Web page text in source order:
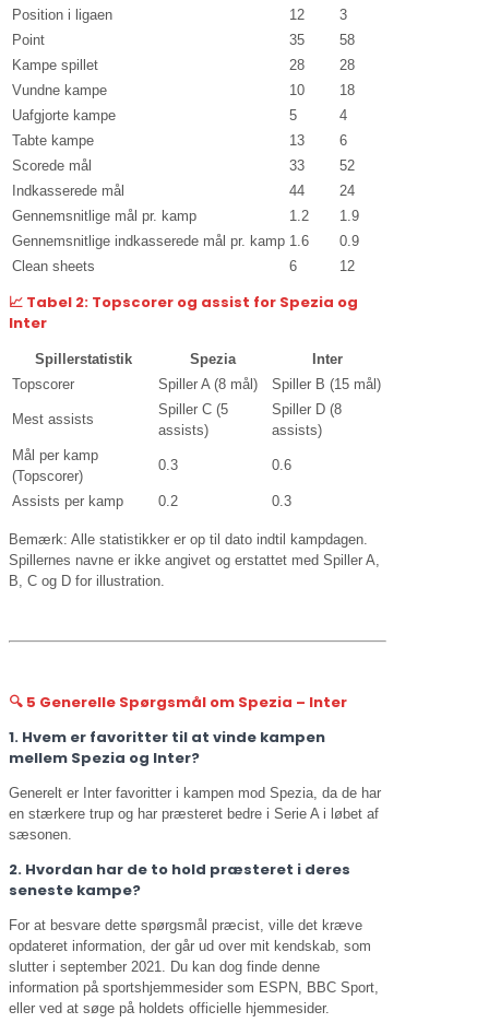
Position i ligaen
12
3
Point
35
58
Kampe spillet
28
28
Vundne kampe
10
18
Uafgjorte kampe
5
4
Tabte kampe
13
6
Scorede mål
33
52
Indkasserede mål
44
24
Gennemsnitlige mål pr. kamp
1.2
1.9
Gennemsnitlige indkasserede mål pr. kamp 1.6
0.9
Clean sheets
6 12
📈 Tabel 2: Topscorer og assist for Spezia og
Inter
Spillerstatistik Spezia
Inter
Topscorer
Spiller A (8 mål) Spiller B (15 mål)
Mest assists
Spiller C (5
assists)
Spiller D (8
assists)
Mål per kamp
(Topscorer)
0.3 0.6
Assists per kamp 0.2 0.3
Bemærk: Alle statistikker er op til dato indtil kampdagen.
Spillernes navne er ikke angivet og erstattet med Spiller A,
B, C og D for illustration.
🔍 5 Generelle Spørgsmål om Spezia – Inter
1. Hvem er favoritter til at vinde kampen
mellem Spezia og Inter?
Generelt er Inter favoritter i kampen mod Spezia, da de har
en stærkere trup og har præsteret bedre i Serie A i løbet af
sæsonen.
2. Hvordan har de to hold præsteret i deres
seneste kampe?
For at besvare dette spørgsmål præcist, ville det kræve
opdateret information, der går ud over mit kendskab, som
slutter i september 2021. Du kan dog finde denne
information på sportshjemmesider som ESPN, BBC Sport,
eller ved at søge på holdets officielle hjemmesider.